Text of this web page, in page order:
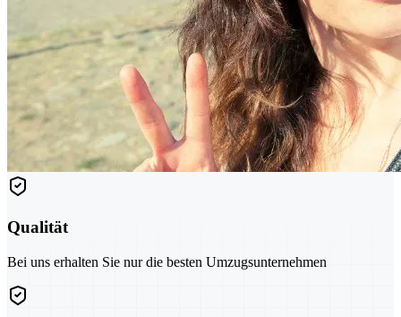
Qualität
Bei uns erhalten Sie nur die besten Umzugsunternehmen